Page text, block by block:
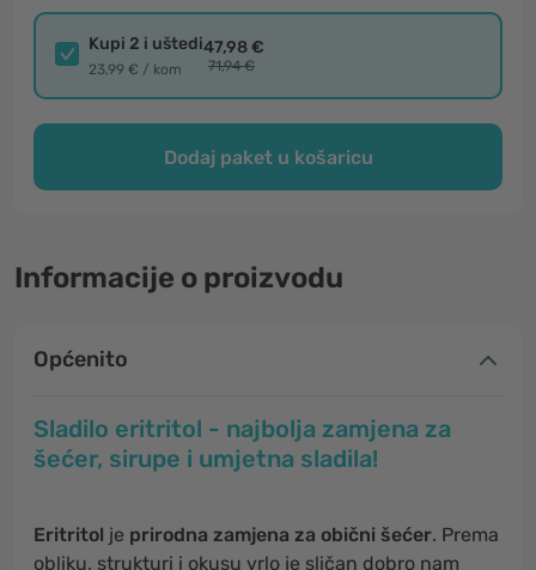
Kupi 2 i uštedi
23,99 € / kom
47,98 €
71,94 €
Dodaj paket u košaricu
Informacije o proizvodu
Općenito
Sladilo eritritol - najbolja zamjena za
šećer, sirupe i umjetna sladila!
Eritritol je prirodna zamjena za obični šećer. Prema
obliku, strukturi i okusu vrlo je sličan dobro nam